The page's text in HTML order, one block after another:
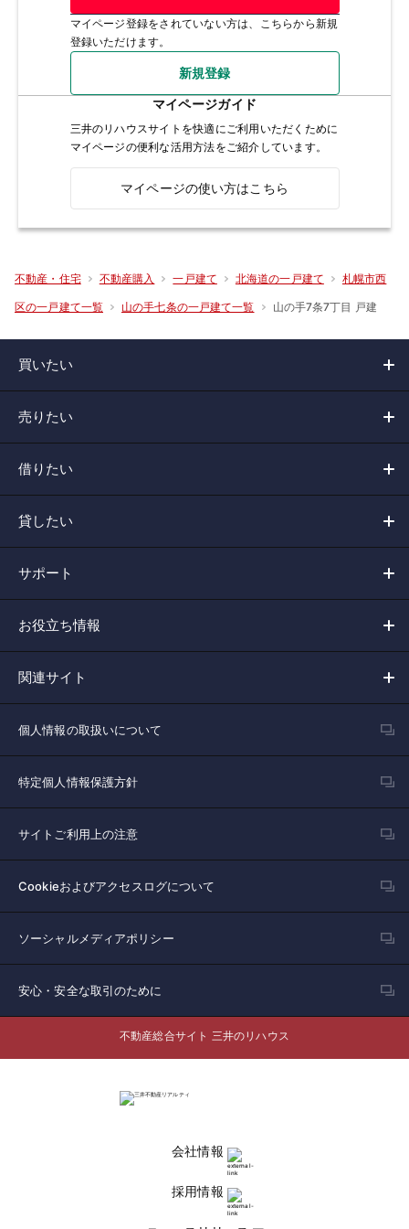
マイページ登録をされていない方は、こちらから新規
登録いただけます。
新規登録
マイページガイド
三井のリハウスサイトを快適にご利用いただくために
マイページの便利な活用方法をご紹介しています。
マイページの使い方はこちら
不動産・住宅 不動産購入 一戸建て 北海道の一戸建て 札幌市西
区の一戸建て一覧 山の手七条の一戸建て一覧 山の手7条7丁目 戸建
買いたい
売りたい
借りたい
貸したい
サポート
お役立ち情報
関連サイト
個人情報の取扱いについて
特定個人情報保護方針
サイトご利用上の注意
Cookieおよびアクセスログについて
ソーシャルメディアポリシー
安心・安全な取引のために
不動産総合サイト 三井のリハウス
会社情報
採用情報